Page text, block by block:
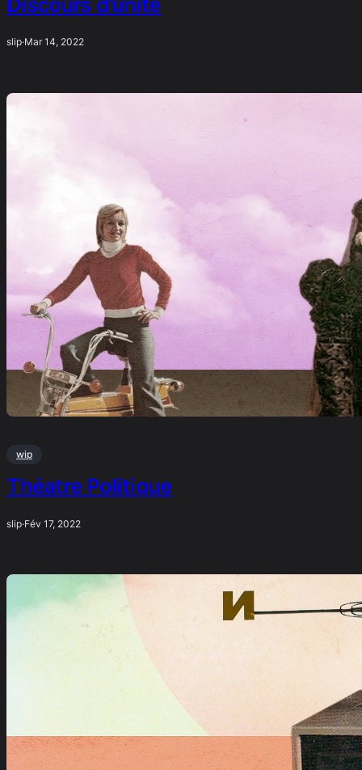
Discours d’unité
slip·Mar 14, 2022
wip
Théatre Politique
slip·Fév 17, 2022